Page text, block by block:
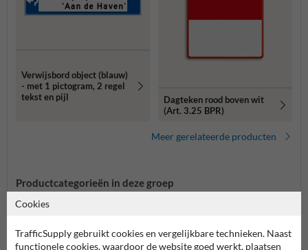
Verwijsbord object (blauw)
- met 1 pictogram, 2 regel
tekst en pijl
Dagteken rood boven wit
(Art. 3.25 BPR)
Meer gerelateerde producten
Productcategorieën in deze groep
Cookies
TrafficSupply gebruikt cookies en vergelijkbare technieken. Naast
functionele cookies, waardoor de website goed werkt, plaatsen